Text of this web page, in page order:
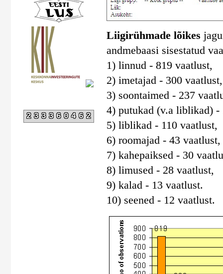
233360462
Liigirühmade lõikes
andmebaasi sisestatud
1) linnud - 819 vaatlust,
2) imetajad - 300 vaatlust,
3) soontaimed - 237
4) putukad (v.a liblikad) -
5) liblikad - 110 vaatlust,
6) roomajad - 43 vaatlust,
7) kahepaiksed - 30
8) limused - 28 vaatlust,
9) kalad - 13 vaatlust.
10) seened - 12 vaatlust.